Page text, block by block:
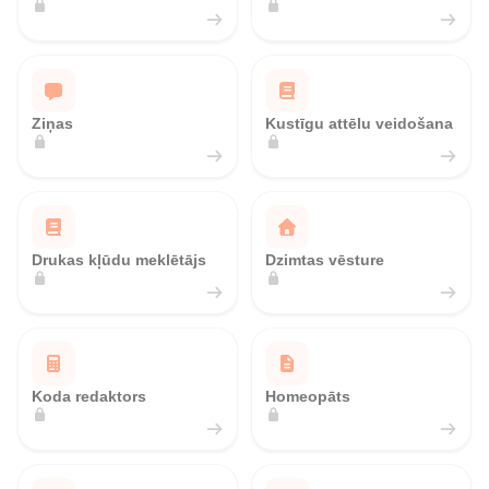
Ziņas Kustīgu attēlu veidošana
Drukas kļūdu meklētājs Dzimtas vēsture
Koda redaktors Homeopāts